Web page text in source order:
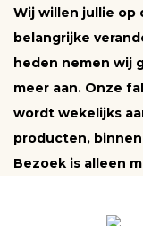
Ga
naar
inhoud
Wij willen jullie op
belangrijke
heden nemen wij
meer aan. Onze
wordt wekelijks
producten,
Bezoek is alleen